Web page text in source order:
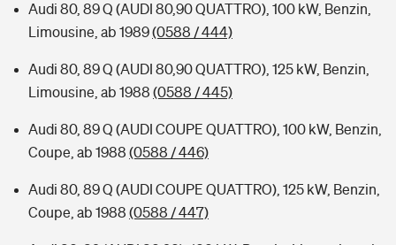
Audi 80, 89 Q (AUDI 80,90 QUATTRO), 100 kW, Benzin,
Limousine, ab 1989(0588 / 444)
Audi 80, 89 Q (AUDI 80,90 QUATTRO), 125 kW, Benzin,
Limousine, ab 1988 (0588 / 445)
Audi 80, 89 Q (AUDI COUPE QUATTRO), 100 kW, Benzin,
Coupe, ab 1988 (0588 / 446)
Audi 80, 89 Q (AUDI COUPE QUATTRO), 125 kW, Benzin,
Coupe, ab 1988 (0588 / 447)